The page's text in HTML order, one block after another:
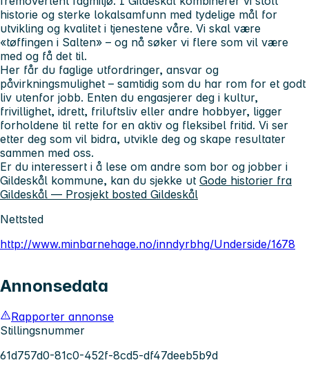
historie og sterke lokalsamfunn med tydelige mål for
utvikling og kvalitet i tjenestene våre. Vi skal være
«tøffingen i Salten» – og nå søker vi flere som vil være
med og få det til.
Her får du faglige utfordringer, ansvar og
påvirkningsmulighet – samtidig som du har rom for et godt
liv utenfor jobb. Enten du engasjerer deg i kultur,
frivillighet, idrett, friluftsliv eller andre hobbyer, ligger
forholdene til rette for en aktiv og fleksibel fritid. Vi ser
etter deg som vil bidra, utvikle deg og skape resultater
sammen med oss.
Er du interessert i å lese om andre som bor og jobber i
Gildeskål kommune, kan du sjekke ut Gode historier fra
Gildeskål — Prosjekt bosted Gildeskål
Nettsted
http://www.minbarnehage.no/inndyrbhg/Underside/1678
Annonsedata
Rapporter annonse
Stillingsnummer
61d757d0-81c0-452f-8cd5-df47deeb5b9d